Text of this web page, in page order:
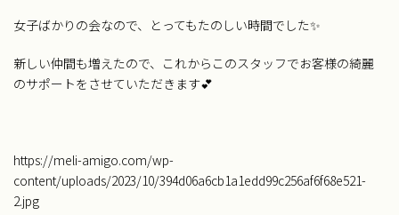
女子ばかりの会なので、とってもたのしい時間でした✨
新しい仲間も増えたので、これからこのスタッフでお客様の綺麗
のサポートをさせていただきます💕
https://meli-amigo.com/wp-
content/uploads/2023/10/394d06a6cb1a1edd99c256af6f68e521-
2.jpg